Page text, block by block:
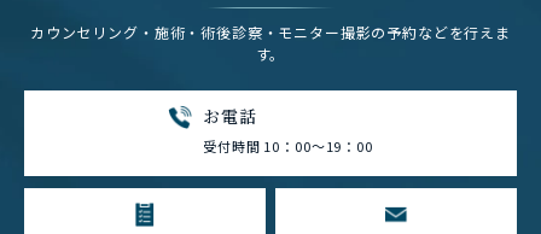
カウンセリング・施術・術後診察・モニター撮影の予約などを行えま
す。
お電話
受付時間 10：00～19：00